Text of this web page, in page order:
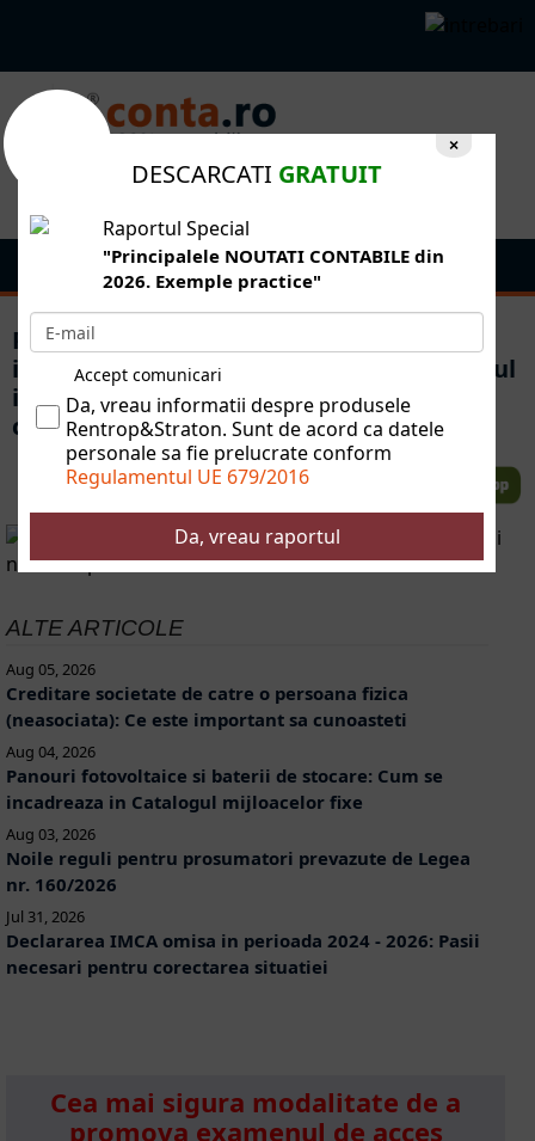
Primul metrou privat din Romnia, o
investiie de 1,3 miliarde euro. Proprietarul
i va recupera banii din biletele pltite de
cltori, retail i publicitate
ALTE ARTICOLE
Aug 05, 2026
Creditare societate de catre o persoana fizica
(neasociata): Ce este important sa cunoasteti
Aug 04, 2026
Panouri fotovoltaice si baterii de stocare: Cum se
incadreaza in Catalogul mijloacelor fixe
Aug 03, 2026
Noile reguli pentru prosumatori prevazute de Legea
nr. 160/2026
Jul 31, 2026
Declararea IMCA omisa in perioada 2024 - 2026: Pasii
necesari pentru corectarea situatiei
Cea mai sigura modalitate de a
promova examenul de acces
×
DESCARCATI GRATUIT
Raportul Special
"Principalele NOUTATI CONTABILE din
2026. Exemple practice"
Accept comunicari
Da, vreau informatii despre produsele
Rentrop&Straton. Sunt de acord ca datele
personale sa fie prelucrate conform
Regulamentul UE 679/2016